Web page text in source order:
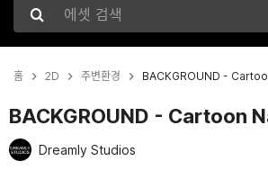
에셋 검색
홈 2D 주변환경 BACKGROUND -
BACKGROUND - Cartoon
Dreamly Studios